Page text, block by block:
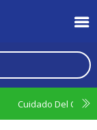
Cuidado Del